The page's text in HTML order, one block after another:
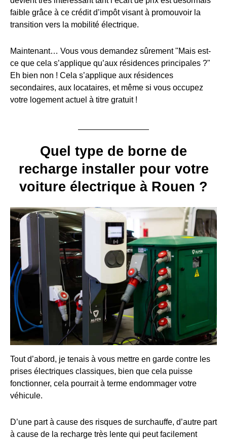
faible grâce à ce crédit d’impôt visant à promouvoir la
transition vers la mobilité électrique.
Maintenant… Vous vous demandez sûrement "Mais est-
ce que cela s’applique qu’aux résidences principales ?"
Eh bien non ! Cela s’applique aux résidences
secondaires, aux locataires, et même si vous occupez
votre logement actuel à titre gratuit !
Quel type de borne de
recharge installer pour votre
voiture électrique à Rouen ?
Tout d’abord, je tenais à vous mettre en garde contre les
prises électriques classiques, bien que cela puisse
fonctionner, cela pourrait à terme endommager votre
véhicule.
D’une part à cause des risques de surchauffe, d’autre part
à cause de la recharge très lente qui peut facilement